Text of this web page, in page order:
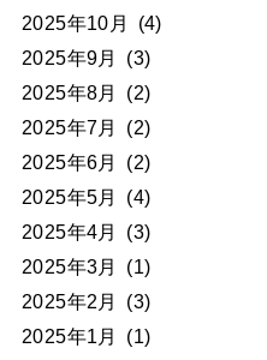
2025年10月
(4)
2025年9月
(3)
2025年8月
(2)
2025年7月
(2)
2025年6月
(2)
2025年5月
(4)
2025年4月
(3)
2025年3月
(1)
2025年2月
(3)
2025年1月
(1)